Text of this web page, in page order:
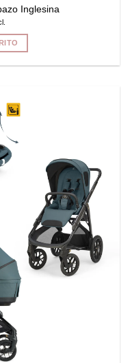
Inglesina